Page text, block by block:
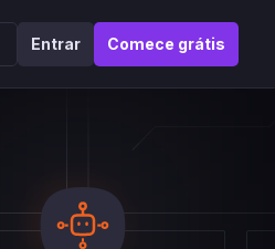
Entrar Comece grátis